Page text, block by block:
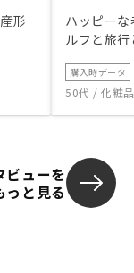
形
ハッピー
ルフと旅
購入時データ
50代 / 化粧
ビューを
っと見る